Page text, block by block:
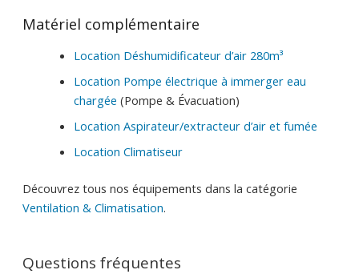
Matériel complémentaire
Location Déshumidificateur d’air 280m³
Location Pompe électrique à immerger eau
chargée (Pompe & Évacuation)
Location Aspirateur/extracteur d’air et fumée
Location Climatiseur
Découvrez tous nos équipements dans la catégorie
Ventilation & Climatisation.
Questions fréquentes